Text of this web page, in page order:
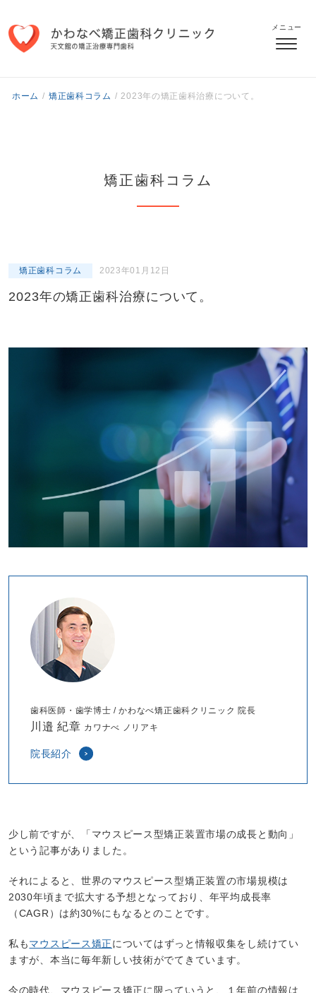
メニュー
ホーム / 矯正歯科コラム / 2023年の矯正歯科治療について。
矯正歯科コラム
矯正歯科コラム 2023年01月12日
2023年の矯正歯科治療について。
歯科医師・歯学博士 / かわなべ矯正歯科クリニック 院長
川邉 紀章 カワナべ ノリアキ
院長紹介
少し前ですが、「マウスピース型矯正装置市場の成長と動向」
という記事がありました。
それによると、世界のマウスピース型矯正装置の市場規模は
2030年頃まで拡大する予想となっており、年平均成長率
（CAGR）は約30%にもなるとのことです。
私もマウスピース矯正についてはずっと情報収集をし続けてい
ますが、本当に毎年新しい技術がでてきています。
今の時代、マウスピース矯正に限っていうと、１年前の情報は